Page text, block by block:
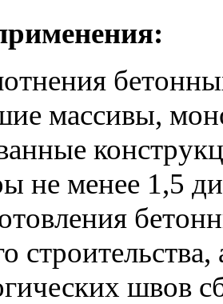
массивы,
не менее 1,5
швов